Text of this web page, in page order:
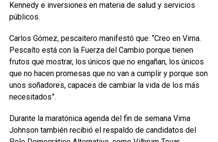
Kennedy e inversiones en materia de salud y servicios
públicos.
Carlos Gómez, pescaitero manifestó que: “Creo en Virna.
Pescaíto está con la Fuerza del Cambio porque tienen
frutos que mostrar, los únicos que no engañan, los únicos
que no hacen promesas que no van a cumplir y porque son
unos soñadores, capaces de cambiar la vida de los más
necesitados”.
Durante la maratónica agenda del fin de semana Virna
Johnson también recibió el respaldo de candidatos del